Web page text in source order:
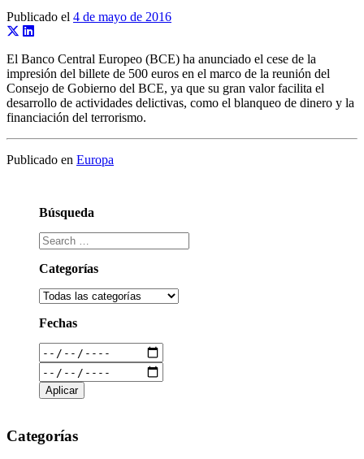
Publicado el 4 de mayo de 2016
El Banco Central Europeo (BCE) ha anunciado el cese de la
impresión del billete de 500 euros en el marco de la reunión del
Consejo de Gobierno del BCE, ya que su gran valor facilita el
desarrollo de actividades delictivas, como el blanqueo de dinero y la
financiación del terrorismo.
Publicado en Europa
Búsqueda
Categorías
Fechas
Categorías